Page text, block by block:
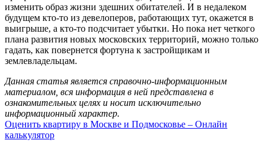
изменить образ жизни здешних обитателей. И в недалеком
будущем кто-то из девелоперов, работающих тут, окажется в
выигрыше, а кто-то подсчитает убытки. Но пока нет четкого
плана развития новых московских территорий, можно только
гадать, как повернется фортуна к застройщикам и
землевладельцам.
Данная статья является справочно-информационным
материалом, вся информация в ней представлена в
ознакомительных целях и носит исключительно
информационный характер.
Оценить квартиру в Москве и Подмосковье – Онлайн
калькулятор